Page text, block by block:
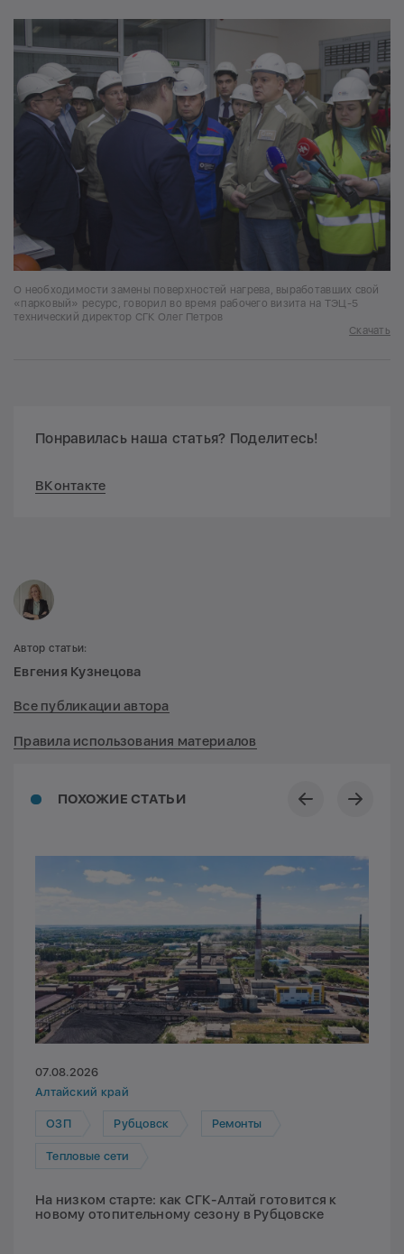
О необходимости замены поверхностей нагрева, выработавших свой
«парковый» ресурс, говорил во время рабочего визита на ТЭЦ-5
технический директор СГК Олег Петров
Скачать
Понравилась наша статья? Поделитесь!
ВКонтакте
ПОХОЖИЕ СТАТЬИ
07.08.2026
Алтайский край
ОЗП Рубцовск Ремонты
Тепловые сети
На низком старте: как СГК-Алтай готовится к
новому отопительному сезону в Рубцовске
Автор статьи:
Евгения Кузнецова
Все публикации автора
Правила использования материалов